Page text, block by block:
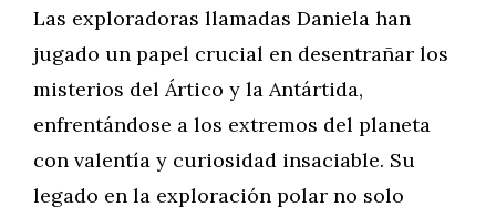
Las exploradoras llamadas Daniela han
jugado un papel crucial en desentrañar los
misterios del Ártico y la Antártida,
enfrentándose a los extremos del planeta
con valentía y curiosidad insaciable. Su
legado en la exploración polar no solo